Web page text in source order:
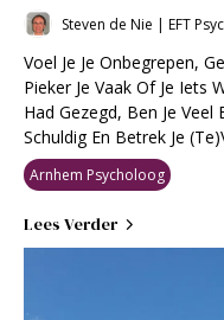
Steven de Nie | EFT
Voel Je Je Onbegrepen,
Pieker Je Vaak Of Je Iets
Had Gezegd, Ben Je
Schuldig En Betrek Je
Arnhem Psycholoog
Lees Verder